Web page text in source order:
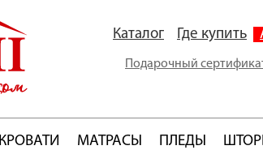
Каталог Где купить
Подарочный
КРОВАТИ МАТРАСЫ ПЛЕДЫ